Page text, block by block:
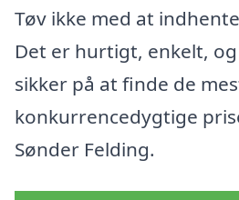
Tøv ikke med at
Det er hurtigt, enkelt,
sikker på at finde de
konkurrencedygtige
Sønder Felding.